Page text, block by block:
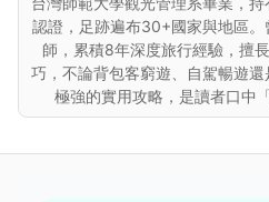
認證，足跡遍布30+國家與地區
師，累積8年深度旅行經驗，擅
巧，不論背包客窮遊、自駕暢遊
極強的實用攻略，是讀者口中